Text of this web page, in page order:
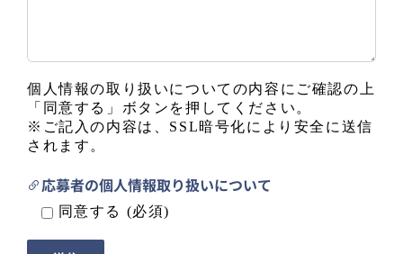
個人情報の取り扱いについての内容にご確認の上
「同意する」ボタンを押してください。
※ご記入の内容は、SSL暗号化により安全に送信
されます。
応募者の個人情報取り扱いについて
同意する (必須)